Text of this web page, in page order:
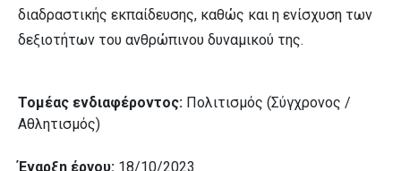
διαδραστικής εκπαίδευσης, καθώς και η ενίσχυση των
δεξιοτήτων του ανθρώπινου δυναμικού της.
Τομέας ενδιαφέροντος: Πολιτισμός (Σύγχρονος /
Αθλητισμός)
Έναρξη έργου: 18/10/2023